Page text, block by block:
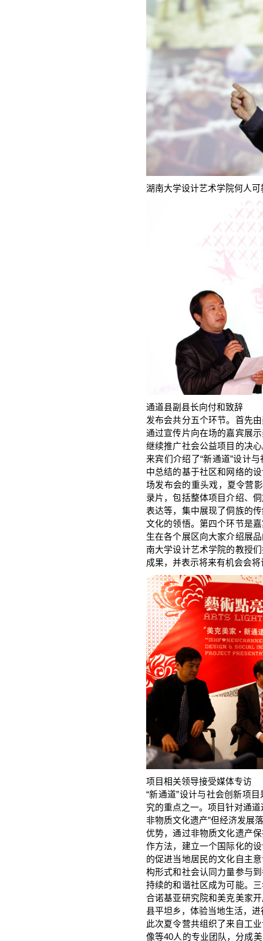
湖南大学设计艺术学院何人
通道县副县长向付和致辞
发布会共分五个环节。首先
通过宣传片向在场的嘉宾展
继续推广社会公益项目的决
来宾们介绍了“新通道”设计
中总结的基于社区和网络的
场发布会的重头戏，夏令营
录片，包括整体项目介绍、
表达等，集中展现了侗族的
文化的领悟。第四个环节是
生在各个展区向大家介绍展
南大学设计艺术学院的教授
成果，并表示将来有机会会
项目相关领导接受媒体专访
“新通道”设计与社会创新项
究的重点之一。项目针对通
非物质文化遗产”但经济发展
优势，通过非物质文化遗产
作方法，建立一个国际化的
的促进当地居民的文化自主
构形式和社会认同力量参与
持续的和谐社区成为可能。
合诺基亚研究院和美克美家
县平坦乡，体验当地生活，
此次夏令营共组织了来自工
像等40人的专业团队，分成